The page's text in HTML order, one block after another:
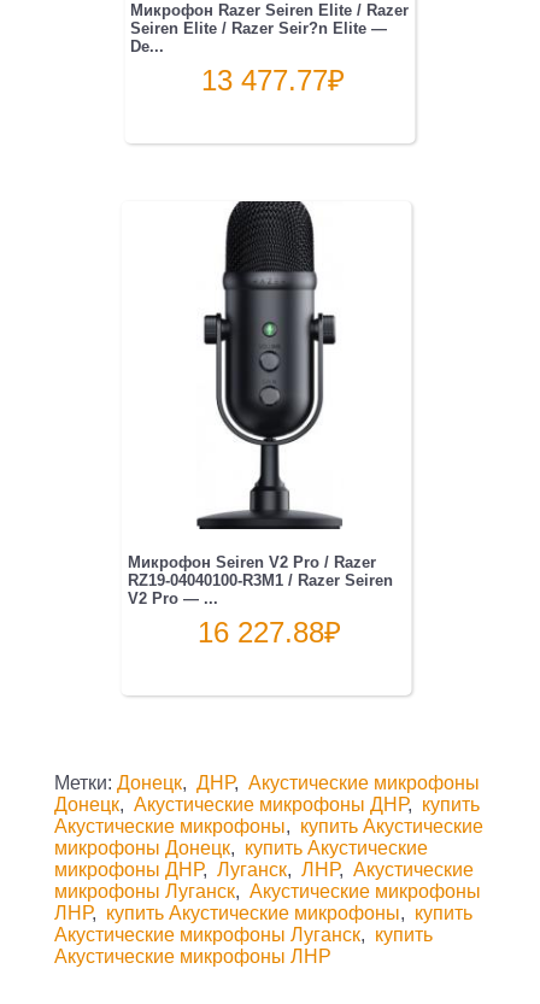
Микрофон Razer Seiren Elite / Razer
Seiren Elite / Razer Seir?n Elite —
De...
13 477.77₽
Микрофон Seiren V2 Pro / Razer
RZ19-04040100-R3M1 / Razer Seiren
V2 Pro — ...
16 227.88₽
Метки: Донецк, ДНР, Акустические микрофоны
Донецк, Акустические микрофоны ДНР, купить
Акустические микрофоны, купить Акустические
микрофоны Донецк, купить Акустические
микрофоны ДНР, Луганск, ЛНР, Акустические
микрофоны Луганск, Акустические микрофоны
ЛНР, купить Акустические микрофоны, купить
Акустические микрофоны Луганск, купить
Акустические микрофоны ЛНР